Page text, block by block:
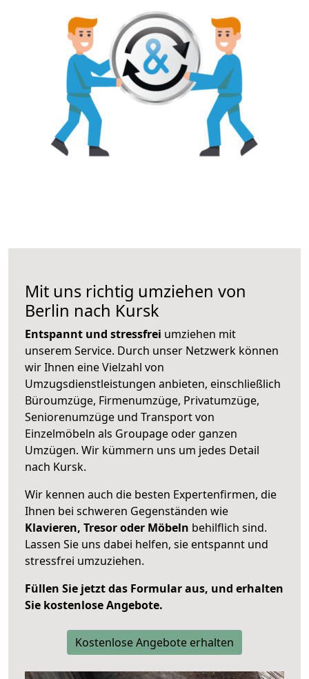
Mit uns richtig umziehen von
Berlin nach Kursk
Entspannt und stressfrei umziehen mit
unserem Service. Durch unser Netzwerk können
wir Ihnen eine Vielzahl von
Umzugsdienstleistungen anbieten, einschließlich
Büroumzüge, Firmenumzüge, Privatumzüge,
Seniorenumzüge und Transport von
Einzelmöbeln als Groupage oder ganzen
Umzügen. Wir kümmern uns um jedes Detail
nach Kursk.
Wir kennen auch die besten Expertenfirmen, die
Ihnen bei schweren Gegenständen wie
Klavieren, Tresor oder Möbeln behilflich sind.
Lassen Sie uns dabei helfen, sie entspannt und
stressfrei umzuziehen.
Füllen Sie jetzt das Formular aus, und erhalten
Sie kostenlose Angebote.
Kostenlose Angebote erhalten